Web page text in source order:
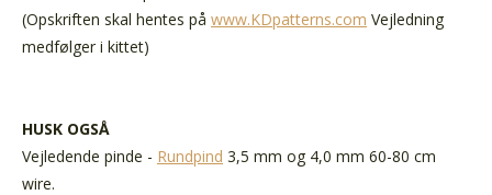
(Opskriften skal hentes på www.KDpatterns.com Vejledning
medfølger i kittet)
HUSK OGSÅ
Vejledende pinde - Rundpind 3,5 mm og 4,0 mm 60-80 cm
wire.